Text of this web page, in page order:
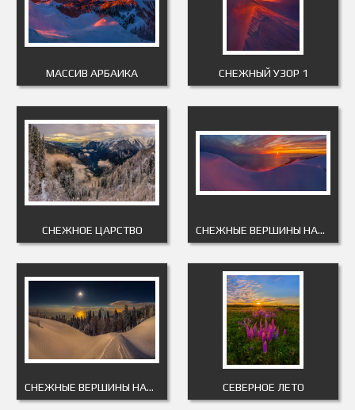
МАССИВ АРБАИКА СНЕЖНЫЙ УЗОР 1
СНЕЖНОЕ ЦАРСТВО СНЕЖНЫЕ ВЕРШИНЫ НАД МОРЕМ 1
СНЕЖНЫЕ ВЕРШИНЫ НАД МОРЕМ 2 СЕВЕРНОЕ ЛЕТО